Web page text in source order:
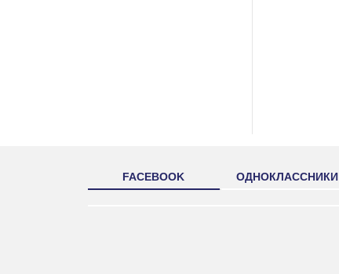
FACEBOOK ОДНОКЛАССНИКИ